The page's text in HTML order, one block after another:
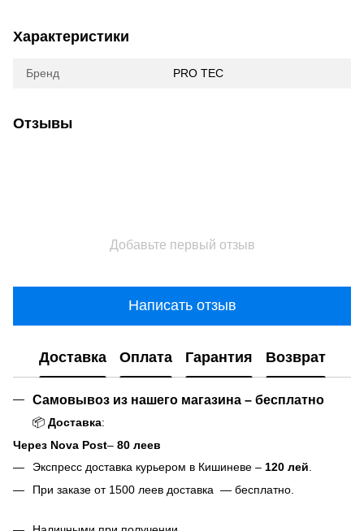
Характеристики
Бренд PRO TEC
Отзывы
Добавьте первый отзыв
Написать отзыв
Доставка Оплата Гарантия Возврат
Самовывоз из нашего магазина – бесплатно
📦 Доставка:
Через Nova Post– 80 леев
Экспресс доставка курьером в Кишиневе – 120 лей
При заказе от 1500 леев доставка — бесплатно.